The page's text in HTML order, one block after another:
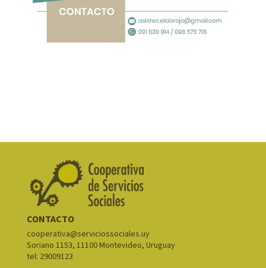
CONTACTO
cooperativa@serviciossociales.uy
Soriano 1153, 11100 Montevideo, Uruguay
tel: 29009123